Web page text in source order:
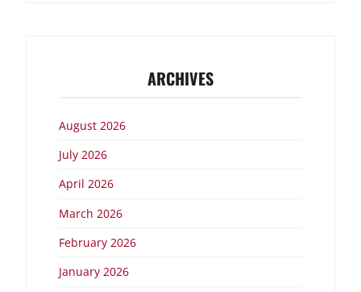
ARCHIVES
August 2026
July 2026
April 2026
March 2026
February 2026
January 2026